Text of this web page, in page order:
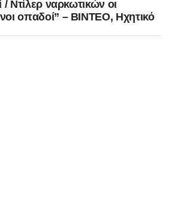
Ντίλερ ναρκωτικών οι
οπαδοί” – ΒΙΝΤΕΟ, Ηχητικό